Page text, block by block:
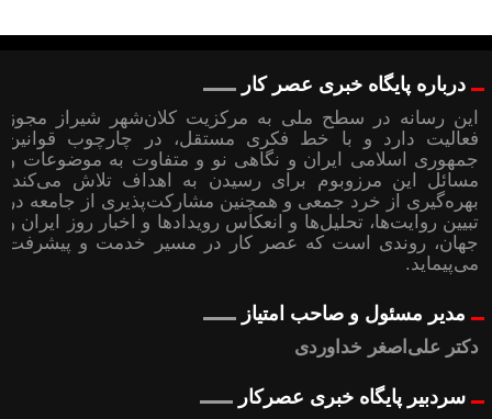
درباره پایگاه خبری عصر کار
این رسانه در سطح ملی به مرکزیت کلان‌شهر شیراز مجوز
فعالیت دارد و با خط فکری مستقل، در چارچوب قوانین
جمهوری اسلامی ایران و نگاهی نو و متفاوت به موضوعات ‌و
مسائل این مرزوبوم برای رسیدن به اهداف تلاش می‌کند؛
بهره‌گیری از خرد جمعی و همچنین مشارکت‌پذیری از جامعه در
تبیین روایت‌ها، تحلیل‌ها و انعکاس رویدادها و اخبار روز ایران و
جهان، روندی است که عصر کار در مسیر خدمت و پیشرفت
می‌پیماید.
مدیر مسئول و صاحب امتیاز
دکتر علی‌اصغر خداوردی
سردبیر پایگاه خبری عصرکار